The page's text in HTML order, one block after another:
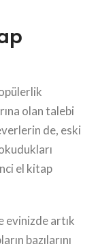
olan talebi
de, eski
el kitap
evinizde artık
bazılarını